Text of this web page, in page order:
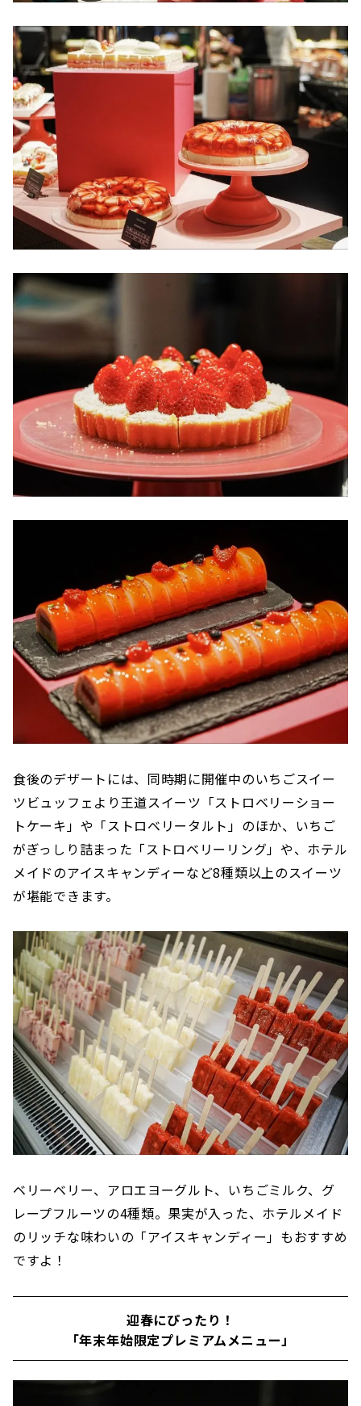
食後のデザートには、同時期に開催中のいちごスイー
ツビュッフェより王道スイーツ「ストロベリーショー
トケーキ」や「ストロベリータルト」のほか、いちご
がぎっしり詰まった「ストロベリーリング」や、ホテル
メイドのアイスキャンディーなど8種類以上のスイーツ
が堪能できます。
ベリーベリー、アロエヨーグルト、いちごミルク、グ
レープフルーツの4種類。果実が入った、ホテルメイド
のリッチな味わいの「アイスキャンディー」もおすすめ
ですよ！
迎春にぴったり！
「年末年始限定プレミアムメニュー」